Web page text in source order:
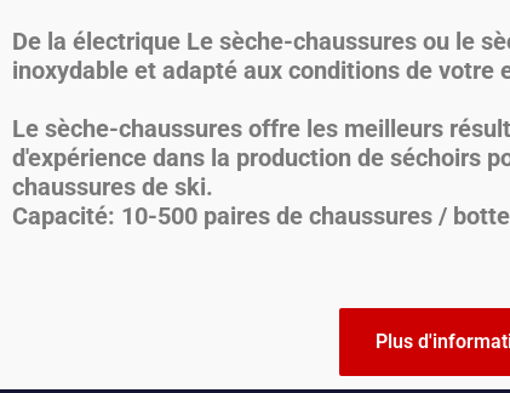
De la électrique Le sèche-chaussures ou le
inoxydable et adapté aux conditions de votre
Le sèche-chaussures offre les meilleurs
d'expérience dans la production de séchoirs
chaussures de ski.
Capacité: 10-500 paires de chaussures /
Plus